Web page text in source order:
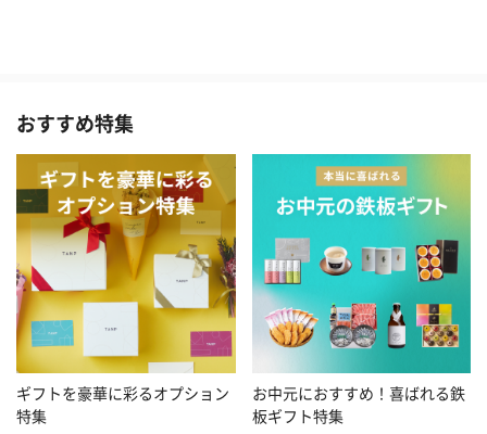
おすすめ特集
ギフトを豪華に彩るオプション
特集
お中元におすすめ！喜ばれる鉄
板ギフト特集